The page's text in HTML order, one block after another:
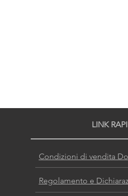
LINK
Condizioni di vendita
Regolamento e